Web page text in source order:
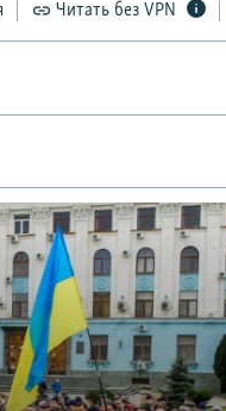
Читать без VPN